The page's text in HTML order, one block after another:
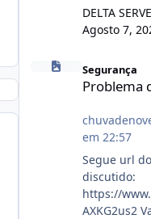
DELTA
Agosto 7,
Problema de segurança
Segurança
Problema
em 22:57
Segue url
discutido:
https://
AXKG2us2